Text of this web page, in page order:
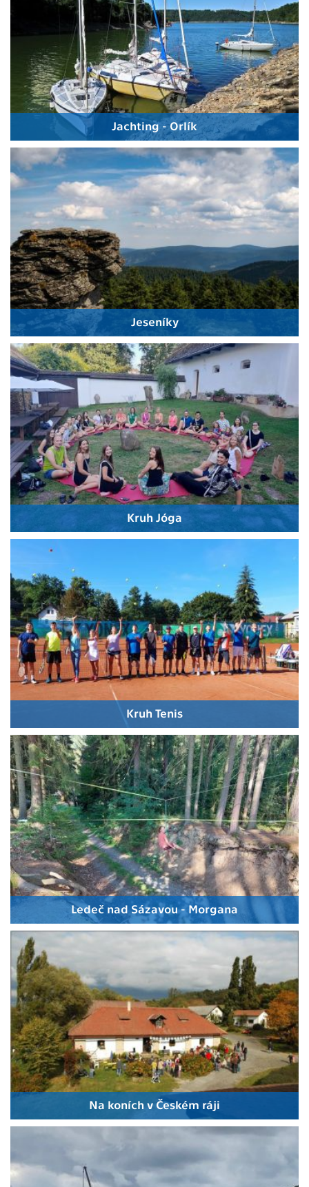
Jachting - Orlík
Jeseníky
Kruh Jóga
Kruh Tenis
Ledeč nad Sázavou - Morgana
Na koních v Českém ráji